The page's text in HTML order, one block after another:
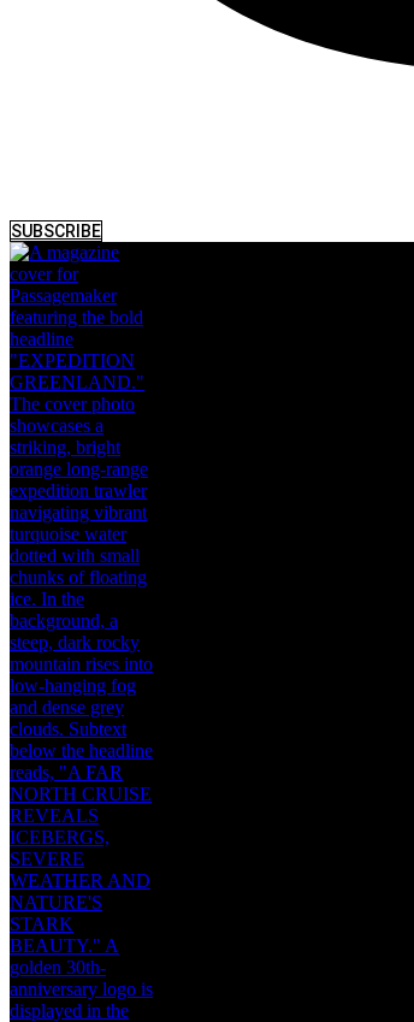
SUBSCRIBE